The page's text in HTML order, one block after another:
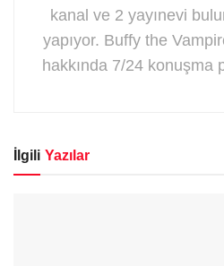
kanal ve 2 yayınevi
yapıyor. Buffy the
hakkında 7/24 konuşma
İlgili Yazılar